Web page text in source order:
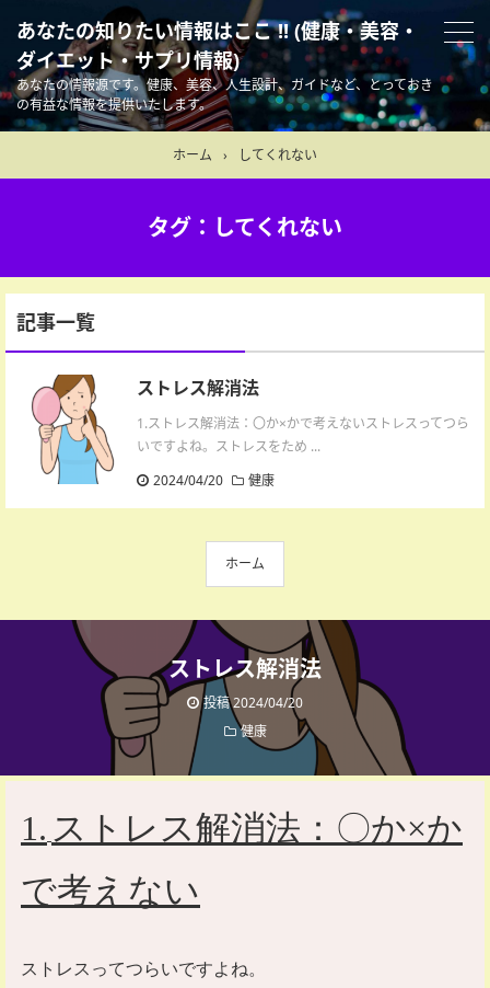
あなたの知りたい情報はここ !! (健康・美容・
ダイエット・サプリ情報)
あなたの情報源です。健康、美容、人生設計、ガイドなど、とっておき
の有益な情報を提供いたします。
ホーム › してくれない
タグ：してくれない
記事一覧
ストレス解消法
1.ストレス解消法：〇か×かで考えないストレスってつら
いですよね。ストレスをため ...
2024/04/20
健康
ホーム
ストレス解消法
投稿 2024/04/20
健康
1. ストレス解消法：〇か×か
で考えない
ストレスってつらいですよね。